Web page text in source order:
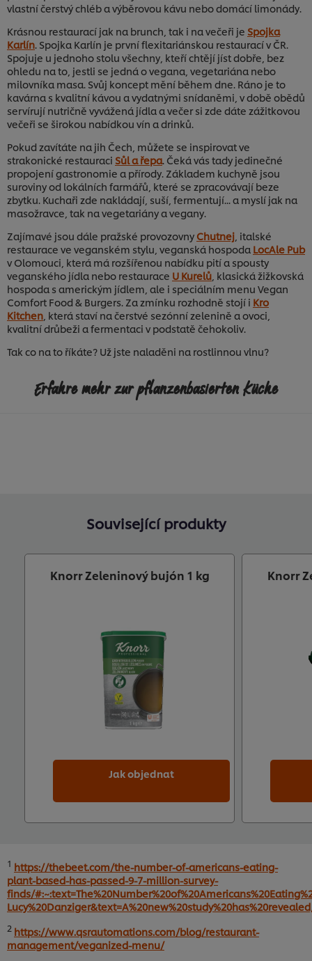
vlastní čerstvý chléb a výběrovou kávu nebo domácí limonády.
Krásnou restaurací jak na brunch, tak i na večeři je Spojka
Karlín. Spojka Karlín je první flexitariánskou restaurací v ČR.
Spojuje u jednoho stolu všechny, kteří chtějí jíst dobře, bez
ohledu na to, jestli se jedná o vegana, vegetariána nebo
milovníka masa. Svůj koncept mění během dne. Ráno je to
kavárna s kvalitní kávou a vydatnými snídaněmi, v době obědů
servírují nutričně vyvážená jídla a večer si zde dáte zážitkovou
večeři se širokou nabídkou vín a drinků.
Pokud zavítáte na jih Čech, můžete se inspirovat ve
strakonické restauraci Sůl a řepa. Čeká vás tady jedinečné
propojení gastronomie a přírody. Základem kuchyně jsou
suroviny od lokálních farmářů, které se zpracovávají beze
zbytku. Kuchaři zde nakládají, suší, fermentují... a myslí jak na
masožravce, tak na vegetariány a vegany.
Zajímavé jsou dále pražské provozovny Chutnej , italské
restaurace ve veganském stylu, veganská hospoda LocAle Pub
v Olomouci, která má rozšířenou nabídku pití a spousty
veganského jídla nebo restaurace U Kurelů , klasická žižkovská
hospoda s americkým jídlem, ale i speciálním menu Vegan
Comfort Food & Burgers. Za zmínku rozhodně stojí i Kro
Kitchen , která staví na čerstvé sezónní zelenině a ovoci,
kvalitní drůbeži a fermentaci v podstatě čehokoliv.
Tak co na to říkáte? Už jste naladěni na rostlinnou vlnu?
Erfahre mehr zur pflanzenbasierten Küche
Související produkty
Knorr Zeleninový bujón 1 kg
Jak objednat
Knorr
1 https://thebeet.com/the-number-of-americans-eating-
plant-based-has-passed-9-7-million-survey-
finds/
2 https://www.qsrautomations.com/blog/restaurant-
management/veganized-menu/